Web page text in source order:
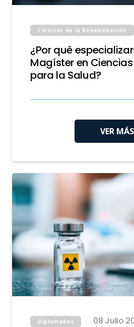
Ciencias de la Rehabilitación
¿Por qué
Magíster en
para la Salud?
VER MÁS
Diplomados 08 Julio